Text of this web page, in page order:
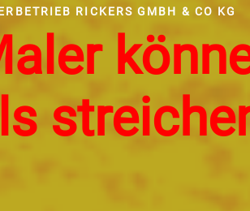
kreativer
für